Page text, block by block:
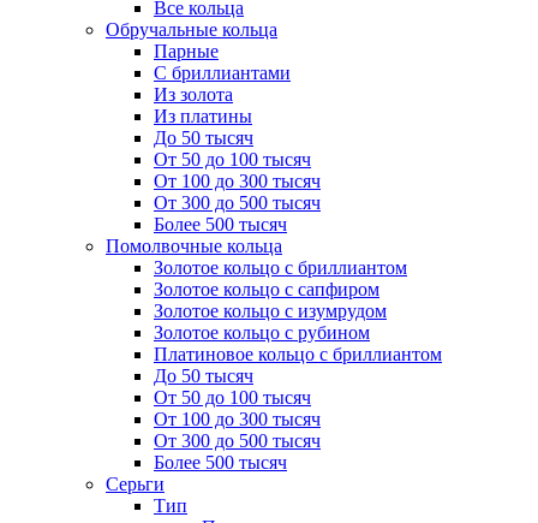
Все кольца
Обручальные кольца
Парные
С бриллиантами
Из золота
Из платины
До 50 тысяч
От 50 до 100 тысяч
От 100 до 300 тысяч
От 300 до 500 тысяч
Более 500 тысяч
Помолвочные кольца
Золотое кольцо с бриллиантом
Золотое кольцо с сапфиром
Золотое кольцо с изумрудом
Золотое кольцо с рубином
Платиновое кольцо с бриллиантом
До 50 тысяч
От 50 до 100 тысяч
От 100 до 300 тысяч
От 300 до 500 тысяч
Более 500 тысяч
Серьги
Тип